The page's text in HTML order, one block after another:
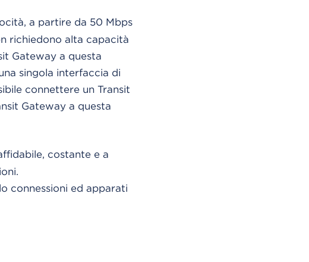
a partire da 50 Mbps
richiedono alta capacità
Gateway a questa
singola interfaccia di
connettere un Transit
Gateway a questa
costante e a
connessioni ed apparati